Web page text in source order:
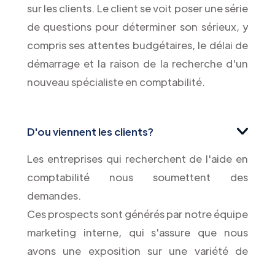
sur les clients. Le client se voit poser une série
de questions pour déterminer son sérieux, y
compris ses attentes budgétaires, le délai de
démarrage et la raison de la recherche d'un
nouveau spécialiste en comptabilité.
D'ou viennent les clients?
Les entreprises qui recherchent de l'aide en
comptabilité nous soumettent des
demandes.
Ces prospects sont générés par notre équipe
marketing interne, qui s'assure que nous
avons une exposition sur une variété de